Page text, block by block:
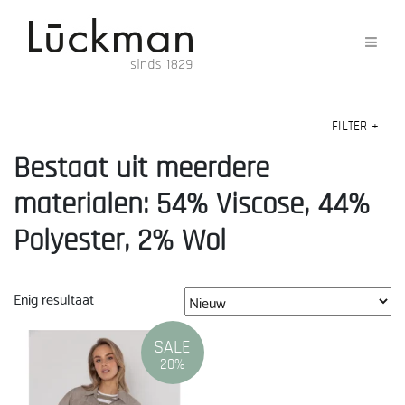
FILTER +
Bestaat uit meerdere
materialen: 54% Viscose, 44%
Polyester, 2% Wol
Enig resultaat
SALE
20%